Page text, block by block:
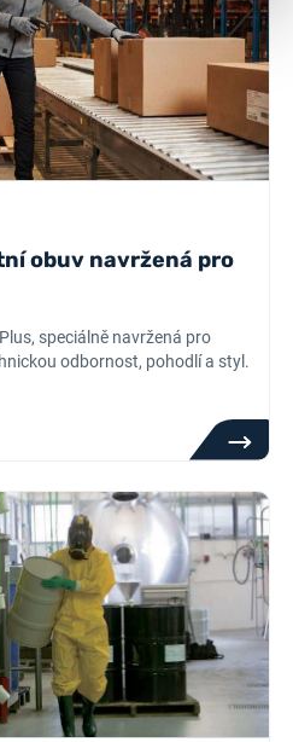
obuv navržená pro
speciálně navržená pro
odbornost, pohodlí a styl.